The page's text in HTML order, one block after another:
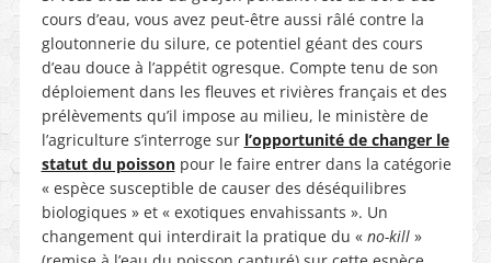
cours d’eau, vous avez peut-être aussi râlé contre la
gloutonnerie du silure, ce potentiel géant des cours
d’eau douce à l’appétit ogresque. Compte tenu de son
déploiement dans les fleuves et rivières français et des
prélèvements qu’il impose au milieu, le ministère de
l’agriculture s’interroge sur l’opportunité de changer le
statut du poissonpour le faire entrer dans la catégorie
« espèce susceptible de causer des déséquilibres
biologiques » et « exotiques envahissants ». Un
changement qui interdirait la pratique du « no-kill»